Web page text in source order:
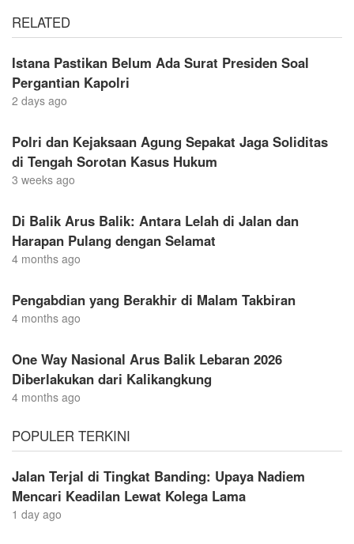
RELATED
Istana Pastikan Belum Ada Surat Presiden Soal
Pergantian Kapolri
2 days ago
Polri dan Kejaksaan Agung Sepakat Jaga Soliditas
di Tengah Sorotan Kasus Hukum
3 weeks ago
Di Balik Arus Balik: Antara Lelah di Jalan dan
Harapan Pulang dengan Selamat
4 months ago
Pengabdian yang Berakhir di Malam Takbiran
4 months ago
One Way Nasional Arus Balik Lebaran 2026
Diberlakukan dari Kalikangkung
4 months ago
POPULER TERKINI
Jalan Terjal di Tingkat Banding: Upaya Nadiem
Mencari Keadilan Lewat Kolega Lama
1 day ago